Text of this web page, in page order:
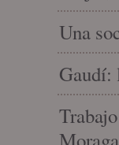
Una
Gaudí: